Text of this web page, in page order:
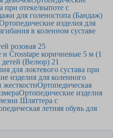
при отеке/выпоте с
для голеностопа (Бандаж)
изделия для
в коленном суставе
розовая 25
Crosstape коричневые 5 м (1
детей (Велюр) 21
для локтевого сустава при
изделия для коленного
жесткостиОртопедическая
Ортопедические изделия
Шляттера с
летняя обувь для